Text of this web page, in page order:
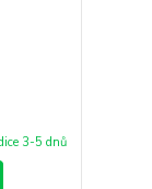
3-5 dnů